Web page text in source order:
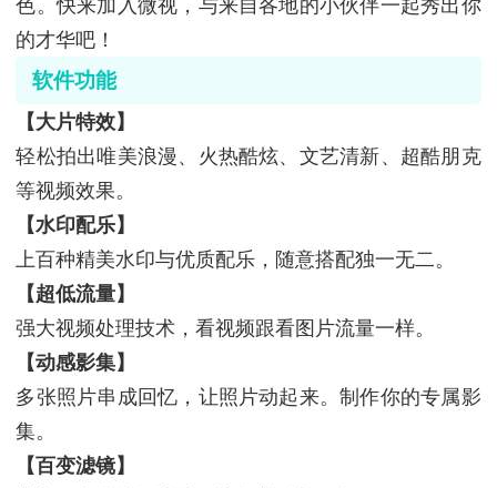
色。快来加入微视，与来自各地的小伙伴一起秀出你
的才华吧！
软件功能
【大片特效】
轻松拍出唯美浪漫、火热酷炫、文艺清新、超酷朋克
等视频效果。
【水印配乐】
上百种精美水印与优质配乐，随意搭配独一无二。
【超低流量】
强大视频处理技术，看视频跟看图片流量一样。
【动感影集】
多张照片串成回忆，让照片动起来。制作你的专属影
集。
【百变滤镜】